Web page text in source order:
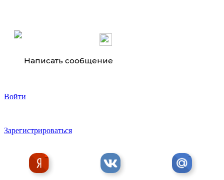
Написать сообщение
Войти
Зарегистрироваться